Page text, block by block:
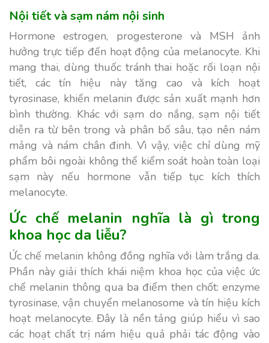
Nội tiết và sạm nám nội sinh
Hormone estrogen, progesterone và MSH ảnh
hưởng trực tiếp đến hoạt động của melanocyte. Khi
mang thai, dùng thuốc tránh thai hoặc rối loạn nội
tiết, các tín hiệu này tăng cao và kích hoạt
tyrosinase, khiến melanin được sản xuất mạnh hơn
bình thường. Khác với sạm do nắng, sạm nội tiết
diễn ra từ bên trong và phân bố sâu, tạo nên nám
mảng và nám chân đinh. Vì vậy, việc chỉ dùng mỹ
phẩm bôi ngoài không thể kiểm soát hoàn toàn loại
sạm này nếu hormone vẫn tiếp tục kích thích
melanocyte.
Ức chế melanin nghĩa là gì trong
khoa học da liễu?
Ức chế melanin không đồng nghĩa với làm trắng da.
Phần này giải thích khái niệm khoa học của việc ức
chế melanin thông qua ba điểm then chốt: enzyme
tyrosinase, vận chuyển melanosome và tín hiệu kích
hoạt melanocyte. Đây là nền tảng giúp hiểu vì sao
các hoạt chất trị nám hiệu quả phải tác động vào